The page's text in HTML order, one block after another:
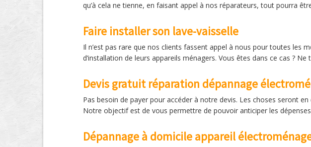
qu’à cela ne tienne, en faisant appel à nos réparateurs, tout pourra
Faire installer son lave-vaisselle
Il n’est pas rare que nos clients fassent appel à nous pour toutes les
d’installation de leurs appareils ménagers. Vous êtes dans ce cas ?
Devis gratuit réparation dépannage
Pas besoin de payer pour accéder à notre devis. Les choses seront
Notre objectif est de vous permettre de pouvoir anticiper les
Dépannage à domicile appareil